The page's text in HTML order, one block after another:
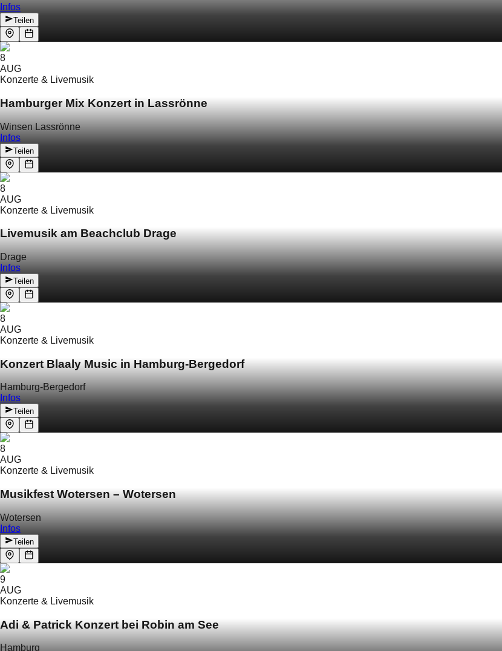
Infos
Teilen
8
AUG
Konzerte & Livemusik
Hamburger Mix Konzert in Lassrönne
Winsen Lassrönne
Infos
Teilen
8
AUG
Konzerte & Livemusik
Livemusik am Beachclub Drage
Drage
Infos
Teilen
8
AUG
Konzerte & Livemusik
Konzert Blaaly Music in Hamburg-Bergedorf
Hamburg-Bergedorf
Infos
Teilen
8
AUG
Konzerte & Livemusik
Musikfest Wotersen – Wotersen
Wotersen
Infos
Teilen
9
AUG
Konzerte & Livemusik
Adi & Patrick Konzert bei Robin am See
Hamburg